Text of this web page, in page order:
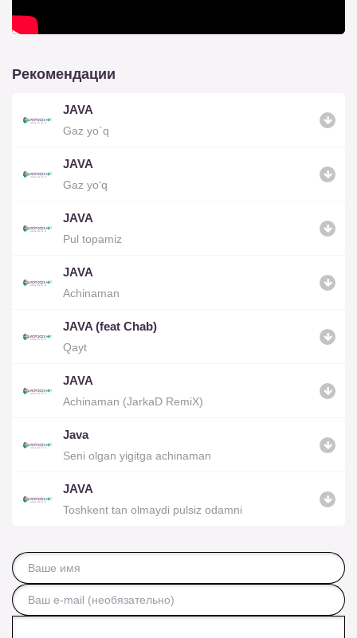
Рекомендации
JAVA
Gaz yo`q
JAVA
Gaz yo‘q
JAVA
Pul topamiz
JAVA
Achinaman
JAVA (feat Chab)
Qayt
JAVA
Achinaman (JarkaD RemiX)
Java
Seni olgan yigitga achinaman
JAVA
Toshkent tan olmaydi pulsiz odamni